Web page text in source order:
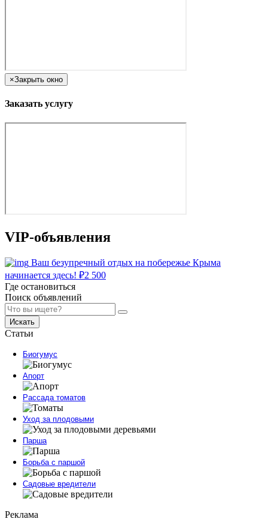
×Закрыть окно
Заказать услугу
VIP-объявления
Ваш безупречный отдых на побережье Крыма
начинается здесь! ₽2 500
Где остановиться
Поиск объявлений
Искать
Статьи
Биогумус
Апорт
Рассада томатов
Уход за плодовыми
Парша
Борьба с паршой
Садовые вредители
Реклама